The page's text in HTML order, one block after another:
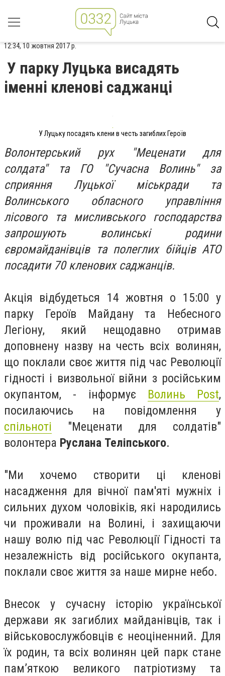
12:34, 10 жовтня 2017 р.
У парку Луцька висадять
іменні кленові саджанці
У Луцьку посадять клени в честь загиблих Героїв
Волонтерський рух "Мeцeнaти для
сoлдaтa" та ГО "Сучасна Волинь" за
сприяння Луцької міськради та
Волинського обласного управління
лісового та мисливського господарства
запрошують волинські родини
євромайданівців та полеглих бійців АТО
посадити 70 кленових саджанців.
Акція відбудеться 14 жовтня о 15:00 у
парку Героїв Майдану та Небесного
Легіону, який нещодавно отримав
доповнену назву на честь всіх волинян,
що поклали своє життя під час Революції
гідності і визвольної війни з російським
окупантом, - інформує Волинь Post,
посилаючись на повідомлення у
спільноті "Меценати для солдатів"
волонтера Руслана Теліпського.
"Ми хочемо створити ці кленові
насадження для вічної пам'яті мужніх і
сильних духом чоловіків, які народились
чи проживали на Волині, і захищаючи
нашу волю під час Революції Гідності та
незалежність від російського окупанта,
поклали своє життя за наше мирне небо.
Внесок у сучасну історію української
держави як загиблих майданівців, так і
військовослужбовців є неоціненний. Для
їх родин, та всіх волинян цей парк стане
пам’яткою великого патріотизму та